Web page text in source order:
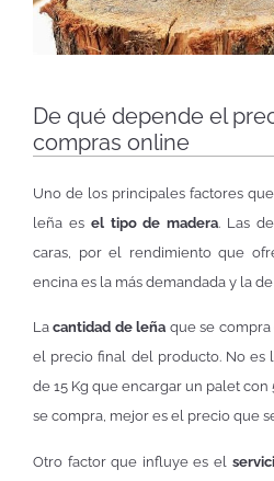
De qué depende el
compras online
Uno de los principales factores
leña es el tipo de madera. Las
caras, por el rendimiento que
encina es la más demandada y la
Lacantidad de leña que se
el precio final del producto. No es
de 15 Kg que encargar un palet con
se compra, mejor es el precio que
Otro factor que influye es el